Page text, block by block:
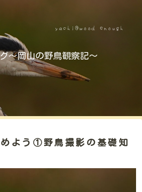
～岡山の野鳥観察記～
よう①野鳥撮影の基礎知